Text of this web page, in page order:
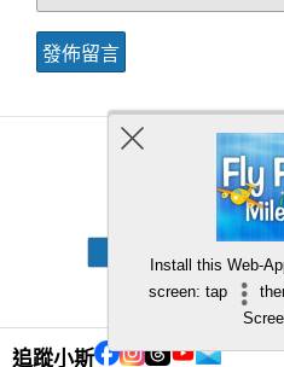
追蹤小斯
Back
Install this Web-
screen: tap